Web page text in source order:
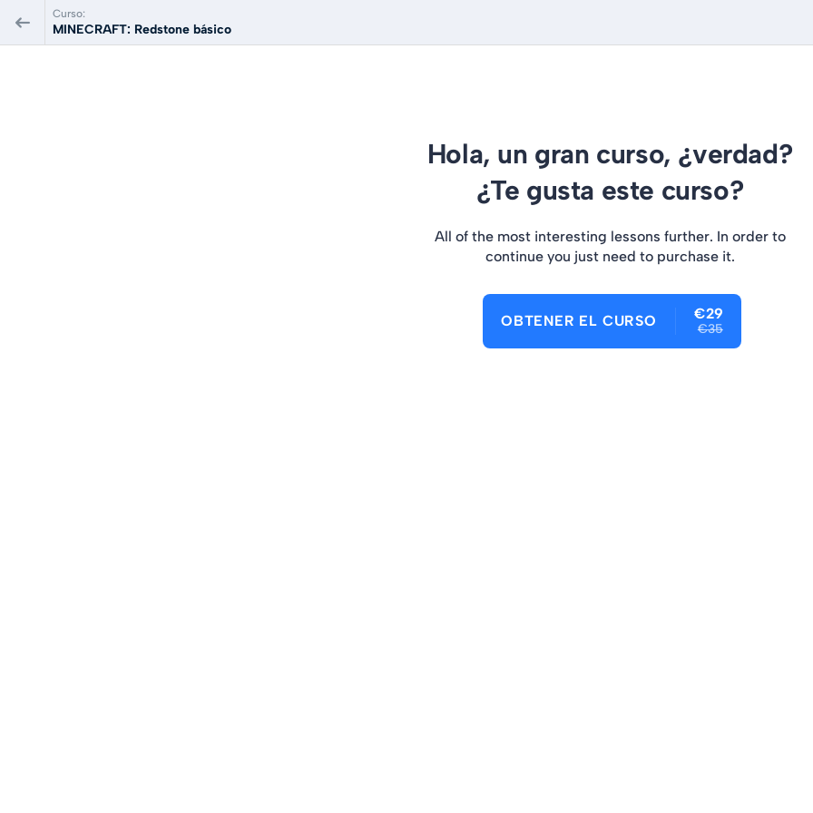
Curso:
MINECRAFT: Redstone básico
Hola, un gran curso, ¿verdad?
¿Te gusta este curso?
All of the most interesting lessons further. In order to
continue you just need to purchase it.
OBTENER EL CURSO €29
€35